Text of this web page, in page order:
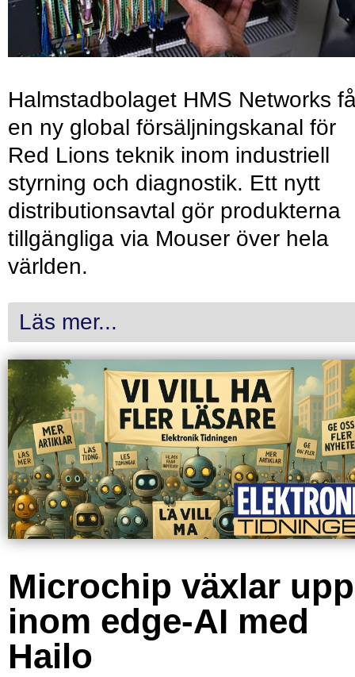
Halmstadbolaget HMS Networks
en ny global försäljningskanal för
Red Lions teknik inom industriell
styrning och diagnostik. Ett nytt
distributionsavtal gör produkterna
tillgängliga via Mouser över hela
världen.
Läs mer...
Microchip växlar upp
inom edge-AI med
Hailo